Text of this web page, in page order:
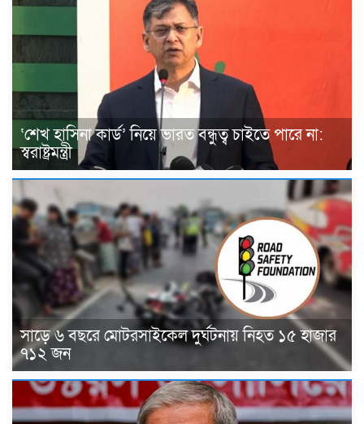
‘শেখ হাসিনা কার্ড’ নিয়ে ভারত বন্ধুত্ব চাইতে পারে না:
স্বরাষ্ট্রমন্ত্রী
সাড়ে ৬ বছরে মোটরসাইকেল দুর্ঘটনায় নিহত ১৫ হাজার
৭১২ জন